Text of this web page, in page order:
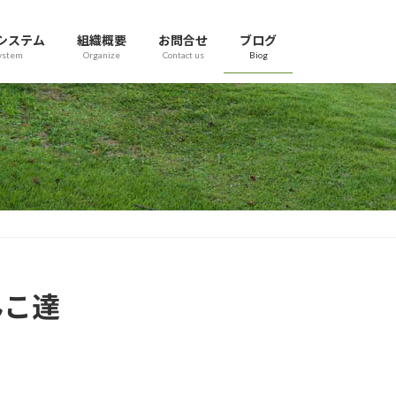
ステム 組織概要
Organize
お問合せ
Contact us
ブログ
Biog
達